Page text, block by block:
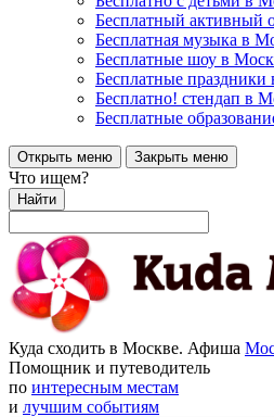
Бесплатный активный
Бесплатная музыка в
Бесплатные шоу в
Бесплатные праздники
Бесплатно! стендап в
Бесплатные
Открыть меню Закрыть меню
Что ищем?
Найти
Куда сходить в Москве. Афиша
Помощник и путеводитель
по интересным местам
и лучшим событиям